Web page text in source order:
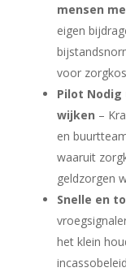
mensen
eigen
voor
Pilot
wijken –
en
waaruit
geldzorgen
Snelle en
het klein